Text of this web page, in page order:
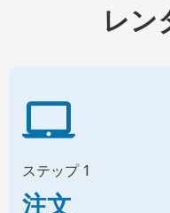
レン
ステップ 1
注文